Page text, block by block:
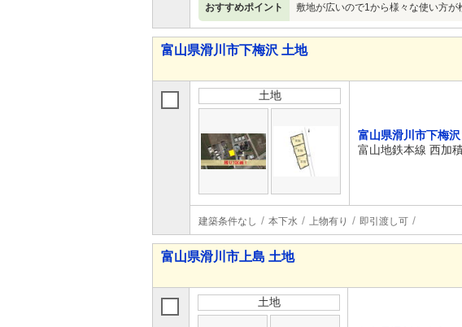
おすすめポイント 敷地が広いので1から様々な使い方が
富山県滑川市下梅沢 土地
土地
富山県滑川市下梅沢
富山地鉄本線 西加
建築条件なし 本下水 上物有り 即引渡し可
富山県滑川市上島 土地
土地